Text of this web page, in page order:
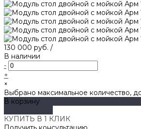
130 000 руб. /
В наличии
-
+
×
Выбрано максимальное количество,
В корзину
КУПИТЬ В 1 КЛИК